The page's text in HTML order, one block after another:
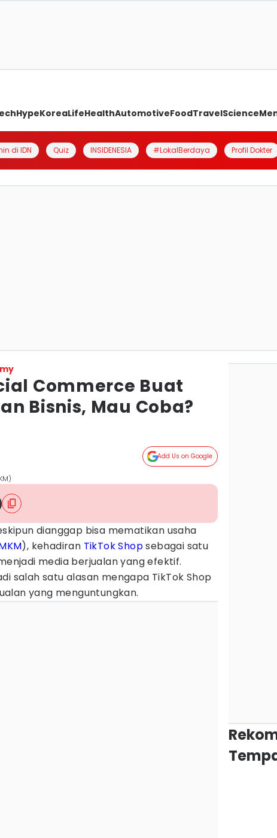
HypeKoreaLifeHealthAutomotiveFoodTravelScience
di IDN Quiz INSIDENESIA #LokalBerdaya Profil Dokter
Commerce Buat
Bisnis, Mau Coba?
Add Us on Google
dianggap bisa mematikan usaha
), kehadiran TikTok Shopsebagai satu
media berjualan yang efektif.
salah satu alasan mengapa TikTok Shop
yang menguntungkan.